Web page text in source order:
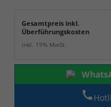
Gesamtpreis inkl.
Überführungskosten
inkl. 19% MwSt.